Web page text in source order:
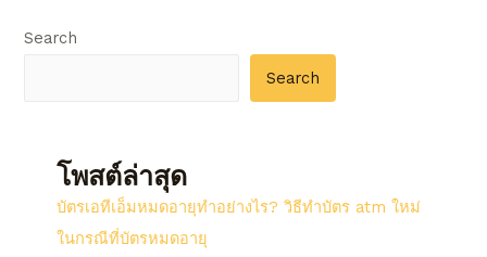
Search
Search
โพสต์ล่าสุด
บัตรเอทีเอ็มหมดอายุทำอย่างไร? วิธีทําบัตร atm ใหม่
ในกรณีที่บัตรหมดอายุ